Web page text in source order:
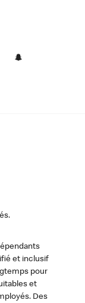
et inclusif
pour
et
Des